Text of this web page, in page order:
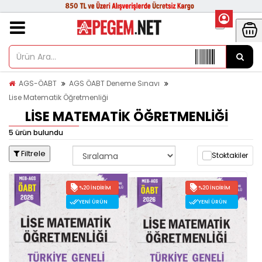
AGS-ÖABT
AGS ÖABT Deneme Sınavı
Lise Matematik Öğretmenliği
LISE MATEMATIK ÖĞRETMENLIĞI
5 ürün bulundu
Filtrele Stoktakiler
%20 İNDIRIM
YENI ÜRÜN
%20 İNDIRIM
YENI ÜRÜN